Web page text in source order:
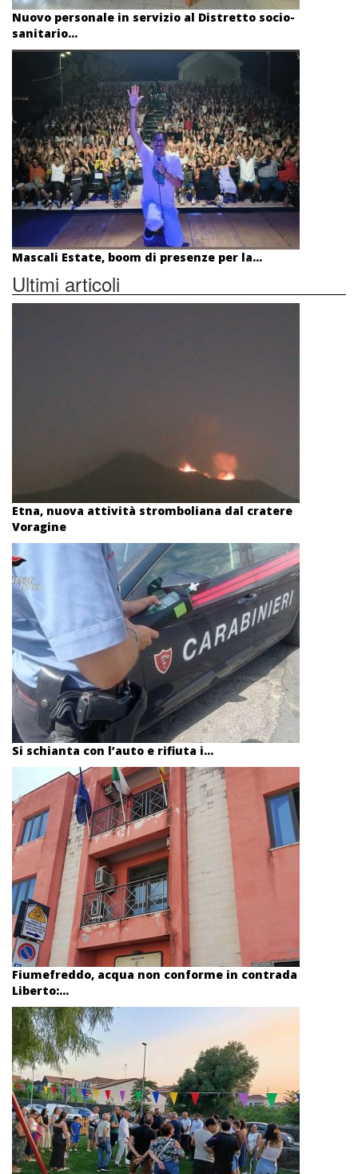
Nuovo personale in servizio al Distretto socio-
sanitario...
Mascali Estate, boom di presenze per la...
Ultimi articoli
Etna, nuova attività stromboliana dal cratere
Voragine
Si schianta con l’auto e rifiuta i...
Fiumefreddo, acqua non conforme in contrada
Liberto:...